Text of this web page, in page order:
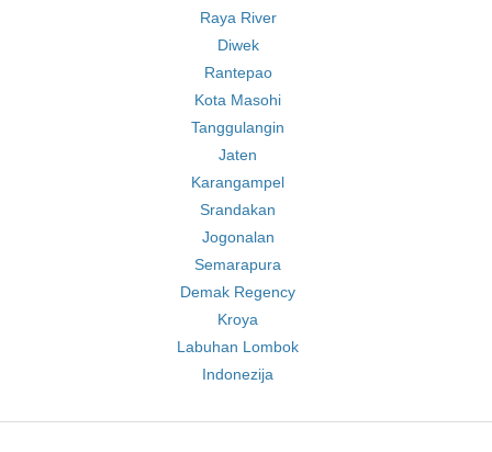
Raya River
Diwek
Rantepao
Kota Masohi
Tanggulangin
Jaten
Karangampel
Srandakan
Jogonalan
Semarapura
Demak Regency
Kroya
Labuhan Lombok
Indonezija